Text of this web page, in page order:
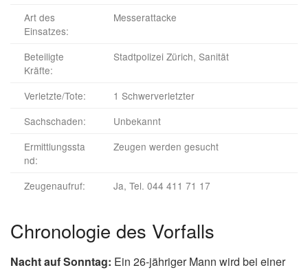
Art des
Einsatzes:
Messerattacke
Beteiligte
Kräfte:
Stadtpolizei Zürich, Sanität
Verletzte/Tote:
1 Schwerverletzter
Sachschaden:
Unbekannt
Ermittlungssta
nd:
Zeugen werden gesucht
Zeugenaufruf: Ja, Tel. 044 411 71 17
Chronologie des Vorfalls
Nacht auf Sonntag: Ein 26-jähriger Mann wird bei einer